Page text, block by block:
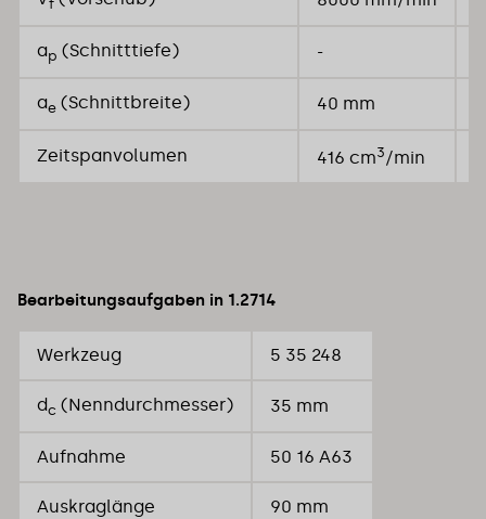
f
ap (Schnitttiefe) -
ae (Schnittbreite) 40 mm
Zeitspanvolumen 416 cm3/min
Bearbeitungsaufgaben in 1.2714
Werkzeug 5 35 248
dc (Nenndurchmesser) 35 mm
Aufnahme 50 16 A63
Auskraglänge 90 mm